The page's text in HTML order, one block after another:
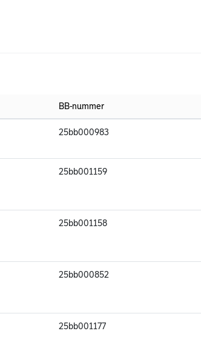
BB-nummer
25bb000983
25bb001159
25bb001158
25bb000852
25bb001177